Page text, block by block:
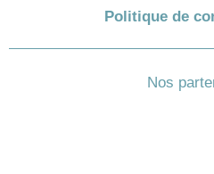
Politique de
Nos